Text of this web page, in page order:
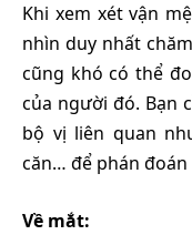
Khi xem xét vận
nhìn duy nhất
cũng khó có thể
của người đó. Bạn
bộ vị liên quan
căn… để phán đoán
Về mắt: